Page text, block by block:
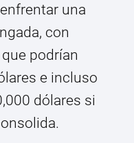
una
con
podrían
e incluso
dólares si